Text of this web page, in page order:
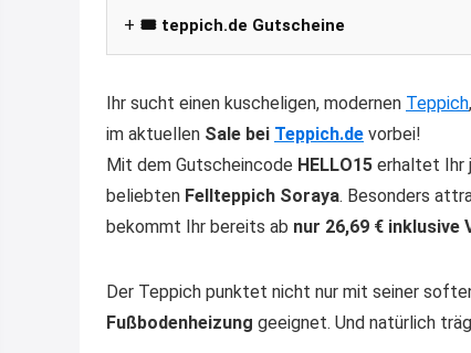
🎟️ teppich.de Gutscheine
Ihr sucht einen kuscheligen, modernen Teppich
im aktuellen Sale bei Teppich.de vorbei!
Mit dem Gutscheincode HELLO15 erhaltet Ihr
beliebten Fellteppich Soraya. Besonders
bekommt Ihr bereits ab nur 26,69 € inklusive
Der Teppich punktet nicht nur mit seiner
Fußbodenheizung geeignet. Und natürlich